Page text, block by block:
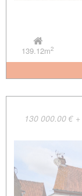
139.12m2
130 000.00 €